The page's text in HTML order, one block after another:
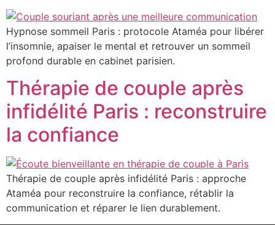
Hypnose sommeil Paris : protocole Ataméa pour libérer
l’insomnie, apaiser le mental et retrouver un sommeil
profond durable en cabinet parisien.
Thérapie de couple après
infidélité Paris : reconstruire
la confiance
Thérapie de couple après infidélité Paris : approche
Ataméa pour reconstruire la confiance, rétablir la
communication et réparer le lien durablement.